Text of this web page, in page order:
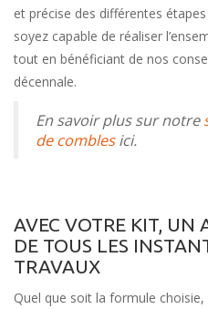
et précise des différentes
soyez capable de réaliser
tout en bénéficiant de nos
décennale.
En savoir plus sur notre
de comblesici.
AVEC VOTRE KIT, UN
DE TOUS LES
TRAVAUX
Quel que soit la formule choisie,